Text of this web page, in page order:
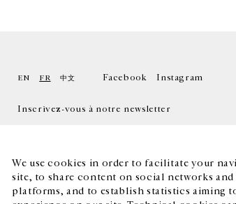
We use cookies in order to facilitate your
site, to share content on social networks
platforms, and to establish statistics aiming
EN FR 中文 Facebook Instagram
Inscrivez-vous à notre newsletter